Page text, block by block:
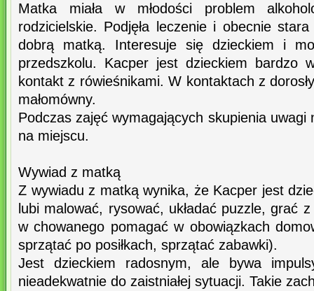
Matka miała w młodości problem
rodzicielskie. Podjęła leczenie i obecnie
dobrą matką. Interesuje się dzieckiem i
przedszkolu. Kacper jest dzieckiem bardzo
kontakt z rówieśnikami. W kontaktach z
małomówny.
Podczas zajęć wymagających skupienia uwagi
na miejscu.
Wywiad z matką
Z wywiadu z matką wynika, że Kacper jest
lubi malować, rysować, układać puzzle, grać
w chowanego pomagać w obowiązkach
sprzątać po posiłkach, sprzątać zabawki).
Jest dzieckiem radosnym, ale bywa
nieadekwatnie do zaistniałej sytuacji. Takie